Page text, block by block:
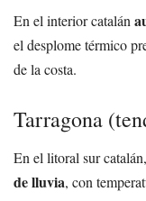
En el interior catalán
el desplome térmico
de la costa.
Tarragona
En el litoral sur
de lluvia, con